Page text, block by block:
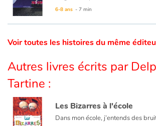
Catalogue anglais
Contraste +
Aide
Accueil
6-8 ans - 7 min
Voir toutes les histoires du même
Autres livres écrits par
Tartine :
Les Bizarres à l'école
Dans mon école, j’entends des